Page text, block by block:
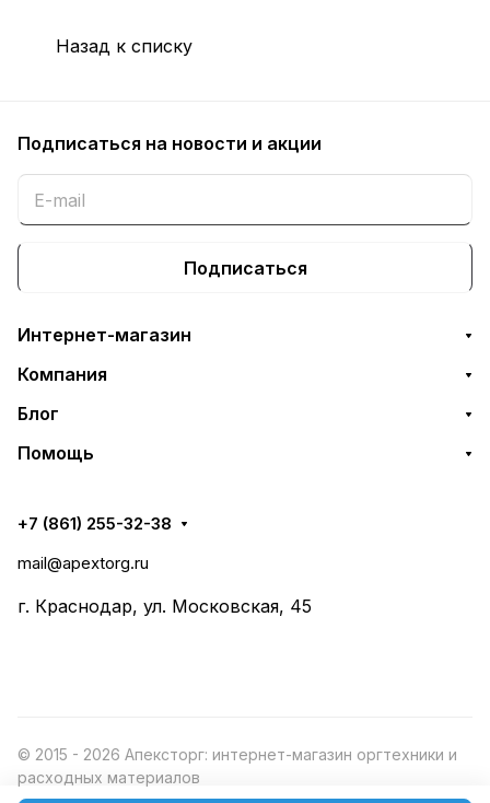
Назад к списку
Подписаться на новости и акции
Подписаться
Интернет-магазин
Компания
Блог
Помощь
+7 (861) 255-32-38
mail@apextorg.ru
г. Краснодар, ул. Московская, 45
© 2015 - 2026 Апексторг: интернет-магазин оргтехники и
расходных материалов